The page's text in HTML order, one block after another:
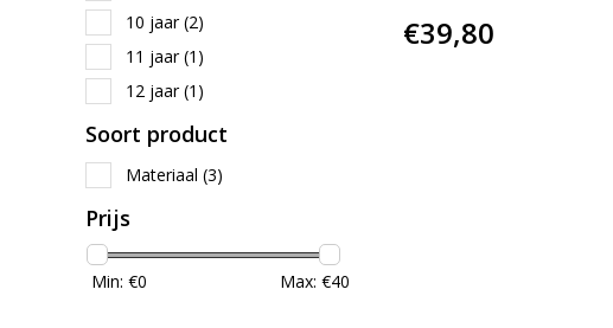
10 jaar(2)
11 jaar(1)
12 jaar(1)
Soort product
Materiaal (3)
Prijs
Min: €0 Max: €40
€39,80